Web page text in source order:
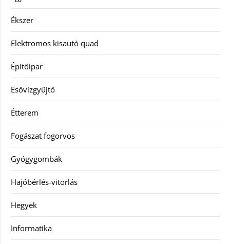
Ékszer
Elektromos kisautó quad
Építőipar
Esővízgyűjtő
Étterem
Fogászat fogorvos
Gyógygombák
Hajóbérlés-vitorlás
Hegyek
Informatika